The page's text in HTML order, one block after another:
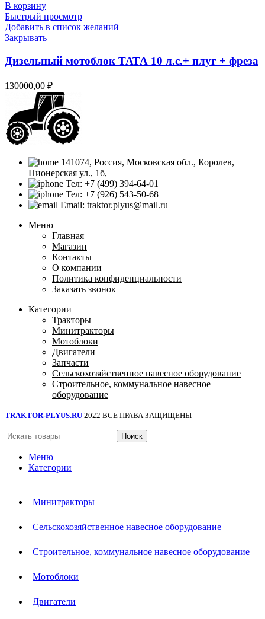
В корзину
Быстрый просмотр
Добавить в список желаний
Закрывать
Дизельный мотоблок ТАТА 10 л.с.+ плуг + фреза
130000,00 ₽
141074, Россия, Московская обл., Королев,
Пионерская ул., 1б,
Тел: +7 (499) 394-64-01
Тел: +7 (926) 543-50-68
Email: traktor.plyus@mail.ru
Меню
Главная
Магазин
Контакты
О компании
Политика конфиденциальности
Заказать звонок
Категории
Тракторы
Минитракторы
Мотоблоки
Двигатели
Запчасти
Сельскохозяйственное навесное оборудование
Строительное, коммунальное навесное
оборудование
TRAKTOR-PLYUS.RU 2022 ВСЕ ПРАВА ЗАЩИЩЕНЫ
Поиск
Меню
Категории
Минитракторы
Сельскохозяйственное навесное оборудование
Строительное, коммунальное навесное оборудование
Мотоблоки
Двигатели